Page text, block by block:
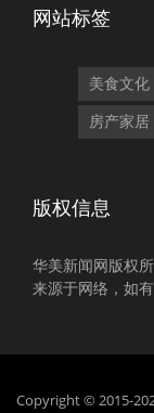
网站标签
美食文化
房产家居
版权信息
华美新闻网版权
来源于网络，如
Copyright © 2015-